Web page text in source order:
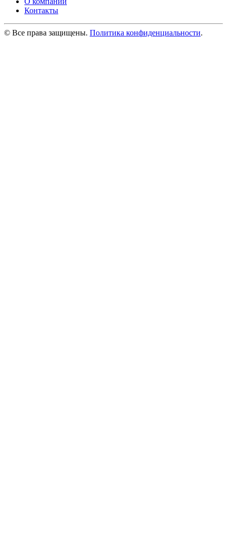
Контакты
© Все права защищены. Политика конфиденциальности.